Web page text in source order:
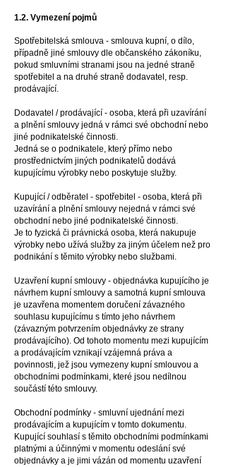
1.2. Vymezení pojmů
Spotřebitelská smlouva - smlouva kupní, o dílo,
případně jiné smlouvy dle občanského zákoníku,
pokud smluvními stranami jsou na jedné straně
spotřebitel a na druhé straně dodavatel, resp.
prodávající.
Dodavatel / prodávající - osoba, která při uzavírání
a plnění smlouvy jedná v rámci své obchodní nebo
jiné podnikatelské činnosti.
Jedná se o podnikatele, který přímo nebo
prostřednictvím jiných podnikatelů dodává
kupujícímu výrobky nebo poskytuje služby.
Kupující / odběratel - spotřebitel - osoba, která při
uzavírání a plnění smlouvy nejedná v rámci své
obchodní nebo jiné podnikatelské činnosti.
Je to fyzická či právnická osoba, která nakupuje
výrobky nebo užívá služby za jiným účelem než pro
podnikání s těmito výrobky nebo službami.
Uzavření kupní smlouvy - objednávka kupujícího je
návrhem kupní smlouvy a samotná kupní smlouva
je uzavřena momentem doručení závazného
souhlasu kupujícímu s tímto jeho návrhem
(závazným potvrzením objednávky ze strany
prodávajícího). Od tohoto momentu mezi kupujícím
a prodávajícím vznikají vzájemná práva a
povinnosti, jež jsou vymezeny kupní smlouvou a
obchodními podmínkami, které jsou nedílnou
součástí této smlouvy.
Obchodní podmínky - smluvní ujednání mezi
prodávajícím a kupujícím v tomto dokumentu.
Kupující souhlasí s těmito obchodními podmínkami
platnými a účinnými v momentu odeslání své
objednávky a je jimi vázán od momentu uzavření